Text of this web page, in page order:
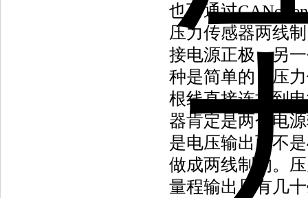
也可通过
压力传感器两线
接电源正极，另
种是简单的，压
根线直接连接到
器肯定是两个电
是电压输出而不
做成两线制的。
量程输出只有几